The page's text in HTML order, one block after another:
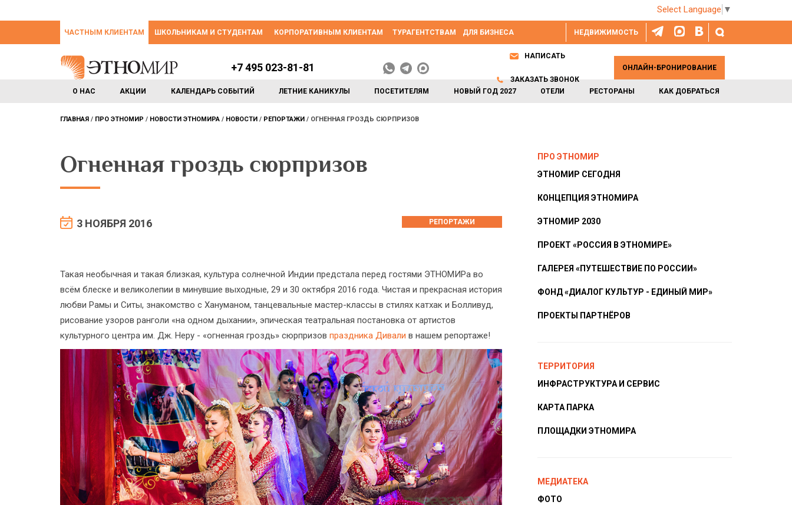
Select Language ▼
НЕДВИЖИМОСТЬ
ЧАСТНЫМ КЛИЕНТАМ ШКОЛЬНИКАМ И СТУДЕНТАМ КОРПОРАТИВНЫМ КЛИЕНТАМ ТУРАГЕНТСТВАМ ДЛЯ БИЗНЕСА
О НАС АКЦИИ КАЛЕНДАРЬ СОБЫТИЙ ЛЕТНИЕ КАНИКУЛЫ ПОСЕТИТЕЛЯМ НОВЫЙ ГОД 2027 ОТЕЛИ РЕСТОРАНЫ КАК ДОБРАТЬСЯ
+7 495 023-81-81
НАПИСАТЬ
ЗАКАЗАТЬ ЗВОНОК
ОНЛАЙН-БРОНИРОВАНИЕ
ГЛАВНАЯ ПРО ЭТНОМИР НОВОСТИ ЭТНОМИРА НОВОСТИ РЕПОРТАЖИ ОГНЕННАЯ ГРОЗДЬ СЮРПРИЗОВ
Огненная гроздь сюрпризов
3 НОЯБРЯ 2016 РЕПОРТАЖИ
Такая необычная и такая близкая, культура солнечной Индии предстала перед гостями ЭТНОМИРа во
всём блеске и великолепии в минувшие выходные, 29 и 30 октября 2016 года. Чистая и прекрасная история
любви Рамы и Ситы, знакомство с Хануманом, танцевальные мастер-классы в стилях катхак и Болливуд,
рисование узоров ранголи «на одном дыхании», эпическая театральная постановка от артистов
культурного центра им. Дж. Неру - «огненная гроздь» сюрпризов праздника Дивали в нашем репортаже!
ПРО ЭТНОМИР
ЭТНОМИР СЕГОДНЯ
КОНЦЕПЦИЯ ЭТНОМИРА
ЭТНОМИР 2030
ПРОЕКТ «РОССИЯ В ЭТНОМИРЕ»
ГАЛЕРЕЯ «ПУТЕШЕСТВИЕ ПО РОССИИ»
ФОНД «ДИАЛОГ КУЛЬТУР - ЕДИНЫЙ МИР»
ПРОЕКТЫ ПАРТНЁРОВ
ТЕРРИТОРИЯ
ИНФРАСТРУКТУРА И СЕРВИС
КАРТА ПАРКА
ПЛОЩАДКИ ЭТНОМИРА
МЕДИАТЕКА
ФОТО